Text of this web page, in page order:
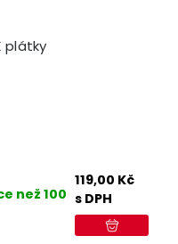
plátky
než 100
119,00 Kč
s DPH